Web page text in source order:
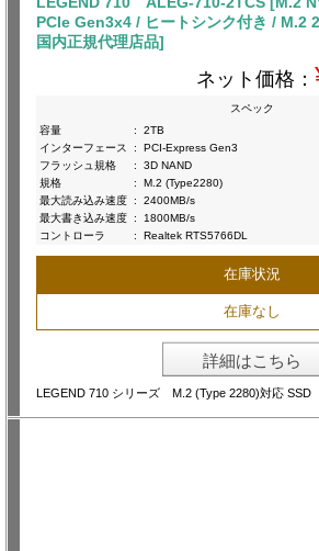
PCIe Gen3x4 / ヒートシンク付き / M.2
国内正規代理店品]
ネット価格：
スペック
容量
:
2TB
インターフェース
:
PCI-Express Gen3
フラッシュ規格
:
3D NAND
規格
:
M.2 (Type2280)
最大読み込み速度 :
2400MB/s
最大書き込み速度 :
1800MB/s
コントローラ
: Realtek RTS5766DL
在庫状況
在庫なし
詳細はこちら
LEGEND 710 シリーズ M.2 (Type 2280)対応 SSD